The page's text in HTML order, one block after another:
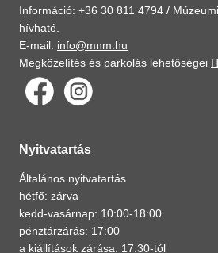
Információ: +36 30 811 4794 /
hívható.
E-mail: info@mnm.hu
Megközelítés és parkolás lehetőségei
Nyitvatartás
Általános nyitvatartás
hétfő: zárva
kedd-vasárnap: 10:00-18:00
pénztárzárás: 17:00
a kiállítások zárása: 17:30-tól